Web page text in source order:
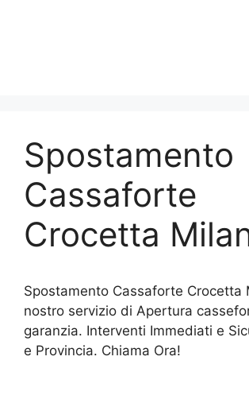
Spostamento
Cassaforte
Crocetta
Spostamento Cassaforte Crocetta
nostro servizio di Apertura
garanzia. Interventi Immediati e
e Provincia. Chiama Ora!